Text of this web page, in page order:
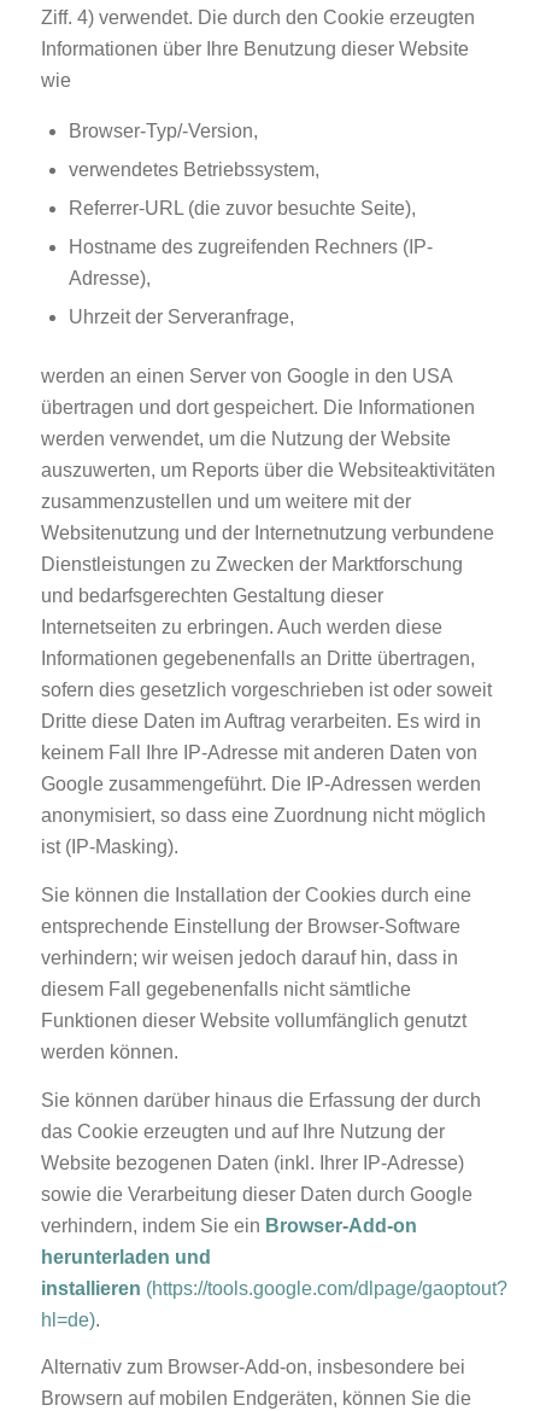
Ziff. 4) verwendet. Die durch den Cookie erzeugten
Informationen über Ihre Benutzung dieser Website
wie
Browser-Typ/-Version,
verwendetes Betriebssystem,
Referrer-URL (die zuvor besuchte Seite),
Hostname des zugreifenden Rechners (IP-
Adresse),
Uhrzeit der Serveranfrage,
werden an einen Server von Google in den USA
übertragen und dort gespeichert. Die Informationen
werden verwendet, um die Nutzung der Website
auszuwerten, um Reports über die Websiteaktivitäten
zusammenzustellen und um weitere mit der
Websitenutzung und der Internetnutzung verbundene
Dienstleistungen zu Zwecken der Marktforschung
und bedarfsgerechten Gestaltung dieser
Internetseiten zu erbringen. Auch werden diese
Informationen gegebenenfalls an Dritte übertragen,
sofern dies gesetzlich vorgeschrieben ist oder soweit
Dritte diese Daten im Auftrag verarbeiten. Es wird in
keinem Fall Ihre IP-Adresse mit anderen Daten von
Google zusammengeführt. Die IP-Adressen werden
anonymisiert, so dass eine Zuordnung nicht möglich
ist (IP-Masking).
Sie können die Installation der Cookies durch eine
entsprechende Einstellung der Browser-Software
verhindern; wir weisen jedoch darauf hin, dass in
diesem Fall gegebenenfalls nicht sämtliche
Funktionen dieser Website vollumfänglich genutzt
werden können.
Sie können darüber hinaus die Erfassung der durch
das Cookie erzeugten und auf Ihre Nutzung der
Website bezogenen Daten (inkl. Ihrer IP-Adresse)
sowie die Verarbeitung dieser Daten durch Google
verhindern, indem Sie ein Browser-Add-on
herunterladen und
installieren (https://tools.google.com/dlpage/gaoptout?
hl=de).
Alternativ zum Browser-Add-on, insbesondere bei
Browsern auf mobilen Endgeräten, können Sie die